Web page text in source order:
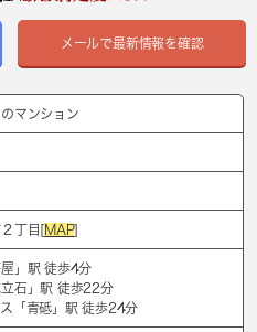
メールで最新情報を確認
マンション
丁目[MAP]
」駅 徒歩4分
石」駅 徒歩22分
「 青砥 」駅 徒歩24分